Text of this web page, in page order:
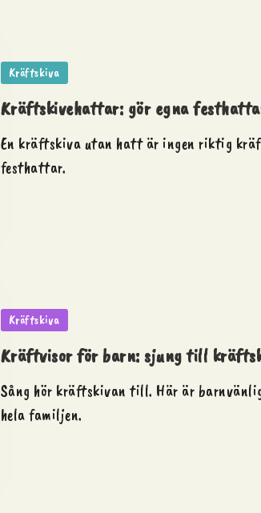
Posted
in
Kräftskiva
Kräftskivehattar: gör egna
En kräftskiva utan hatt är ingen riktig
festhattar.
Posted
in
Kräftskiva
Kräftvisor för barn: sjung till
Sång hör kräftskivan till. Här är
hela familjen.